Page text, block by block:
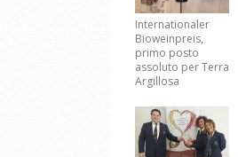
Internationaler
Bioweinpreis,
primo posto
assoluto per Terra
Argillosa